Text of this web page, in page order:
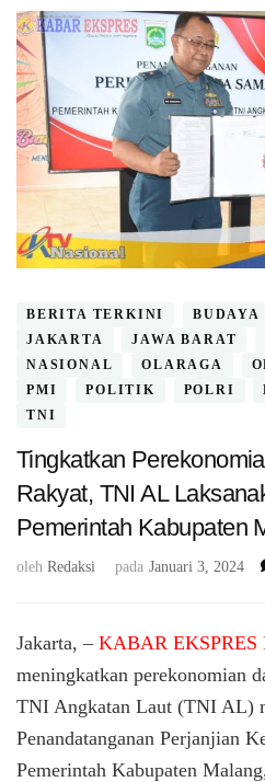
BERITA TERKINI BUDAYA
JAKARTA
JAWA BARAT
NASIONAL
OLARAGA
PMI
POLITIK POLRI
TNI
Tingkatkan
Rakyat, TNI AL
Pemerintah Kabupaten
oleh Redaksi pada Januari 3, 2024
Jakarta, – KABAR EKSPRES
meningkatkan perekonomian
TNI Angkatan Laut (TNI AL)
Penandatanganan Perjanjian
Pemerintah Kabupaten